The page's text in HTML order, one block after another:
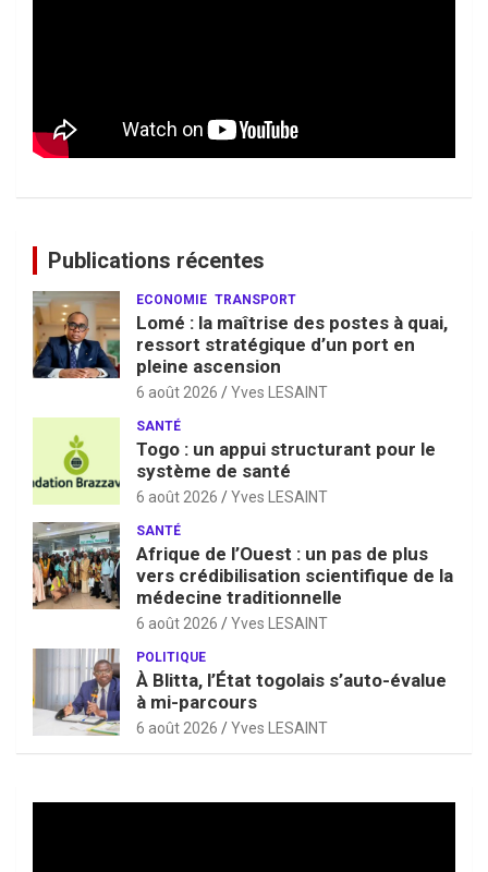
Publications récentes
ECONOMIE TRANSPORT
Lomé : la maîtrise des postes à quai,
ressort stratégique d’un port en
pleine ascension
6 août 2026 Yves LESAINT
SANTÉ
Togo : un appui structurant pour le
système de santé
6 août 2026 Yves LESAINT
SANTÉ
Afrique de l’Ouest : un pas de plus
vers crédibilisation scientifique de la
médecine traditionnelle
6 août 2026 Yves LESAINT
POLITIQUE
À Blitta, l’État togolais s’auto-évalue
à mi-parcours
6 août 2026 Yves LESAINT